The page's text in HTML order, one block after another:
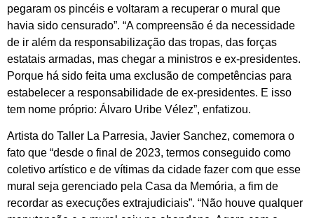
pegaram os pincéis e voltaram a recuperar o mural que
havia sido censurado”. “A compreensão é da necessidade
de ir além da responsabilização das tropas, das forças
estatais armadas, mas chegar a ministros e ex-presidentes.
Porque há sido feita uma exclusão de competências para
estabelecer a responsabilidade de ex-presidentes. E isso
tem nome próprio: Álvaro Uribe Vélez”, enfatizou.
Artista do Taller La Parresia, Javier Sanchez, comemora o
fato que “desde o final de 2023, termos conseguido como
coletivo artístico e de vítimas da cidade fazer com que esse
mural seja gerenciado pela Casa da Memória, a fim de
recordar as execuções extrajudiciais”. “Não houve qualquer